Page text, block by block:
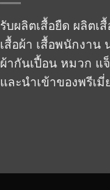
รับผลิตเสื้อยืด ผลิตเ
เสื้อผ้า เสื้อพนักงาน
ผ้ากันเปื้อน หมวก แ
และนำเข้าของพรีเมี่